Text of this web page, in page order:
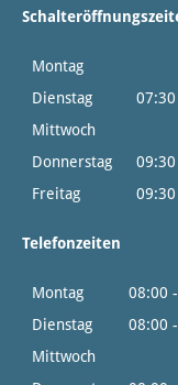
Montag
Dienstag
Mittwoch
Donnerstag
Freitag
Telefonzeiten
Montag
08:00
Dienstag
08:00
Mittwoch